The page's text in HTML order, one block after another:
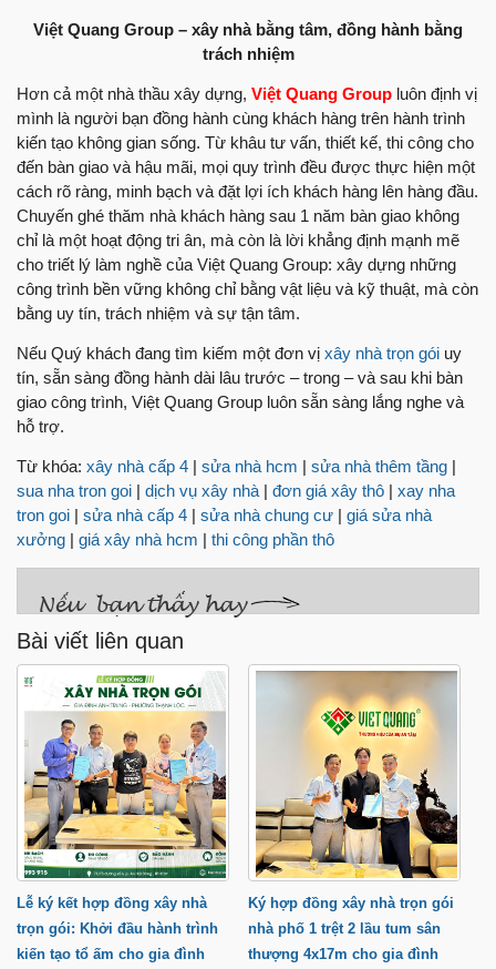
Việt Quang Group – xây nhà bằng tâm, đồng hành bằng
trách nhiệm
Hơn cả một nhà thầu xây dựng, Việt Quang Group luôn định vị
mình là người bạn đồng hành cùng khách hàng trên hành trình
kiến tạo không gian sống. Từ khâu tư vấn, thiết kế, thi công cho
đến bàn giao và hậu mãi, mọi quy trình đều được thực hiện một
cách rõ ràng, minh bạch và đặt lợi ích khách hàng lên hàng đầu.
Chuyến ghé thăm nhà khách hàng sau 1 năm bàn giao không
chỉ là một hoạt động tri ân, mà còn là lời khẳng định mạnh mẽ
cho triết lý làm nghề của Việt Quang Group: xây dựng những
công trình bền vững không chỉ bằng vật liệu và kỹ thuật, mà còn
bằng uy tín, trách nhiệm và sự tận tâm.
Nếu Quý khách đang tìm kiếm một đơn vị xây nhà trọn gói uy
tín, sẵn sàng đồng hành dài lâu trước – trong – và sau khi bàn
giao công trình, Việt Quang Group luôn sẵn sàng lắng nghe và
hỗ trợ.
Từ khóa: xây nhà cấp 4 | sửa nhà hcm | sửa nhà thêm tầng |
sua nha tron goi | dịch vụ xây nhà | đơn giá xây thô | xay nha
tron goi | sửa nhà cấp 4 | sửa nhà chung cư | giá sửa nhà
xưởng | giá xây nhà hcm | thi công phần thô
Bài viết liên quan
Lễ ký kết hợp đồng xây nhà
trọn gói: Khởi đầu hành trình
kiến tạo tổ ấm cho gia đình
Ký hợp đồng xây nhà trọn gói
nhà phố 1 trệt 2 lầu tum sân
thượng 4x17m cho gia đình